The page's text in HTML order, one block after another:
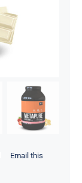
Email this